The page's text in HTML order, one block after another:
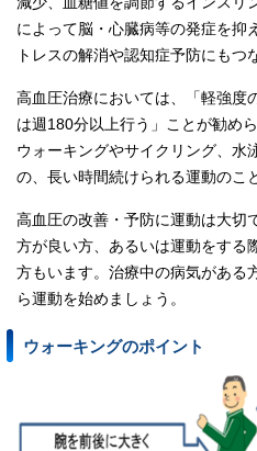
によって脳・心臓病等の発症を抑
トレスの解消や認知症予防にもつ
高血圧治療においては、「軽強度
は週180分以上行う」ことが勧め
ウォーキングやサイクリング、水
の、長い時間続けられる運動のこ
高血圧の改善・予防に運動は大切
方が良い方、あるいは運動をする
方もいます。治療中の病気がある
ら運動を始めましょう。
ウォーキングのポイント